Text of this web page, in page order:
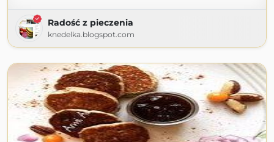
Radość z pieczenia
knedelka.blogspot.com